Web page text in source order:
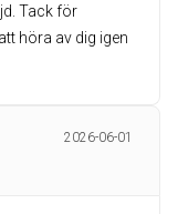
Tack för
höra av dig igen
2026-06-01